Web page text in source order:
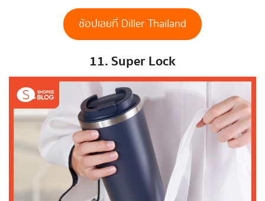
ช้อปเลยที่ Diller Thailand
11. Super Lock